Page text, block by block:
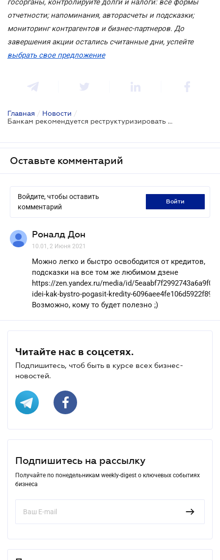
госорганы, контролируйте долги и налоги: все формы
отчетности; напоминания, авторасчеты и подсказки;
мониторинг контрагентов и бизнес-партнеров. До
завершения акции остались считанные дни, успейте
выбрать свое предложение
Главная / Новости /
Банкам рекомендуется реструктуризировать кредиты заемщиков
Оставьте комментарий
Войдите, чтобы оставить
комментарий
войти
Роналд Дон
10.01, 2 Июня 2021
Можно легко и быстро освободится от кредитов,
подсказки на все том же любимом дзене
https://zen.yandex.ru/media/id/
idei-kak-bystro-pogasit-kredity-
Возможно, кому то будет полезно ;)
Читайте нас в соцсетях.
Подпишитесь, чтоб быть в курсе всех бизнес-
новостей.
Подпишитесь на рассылку
Получайте по понедельникам weekly-digest о ключевых событиях
бизнеса